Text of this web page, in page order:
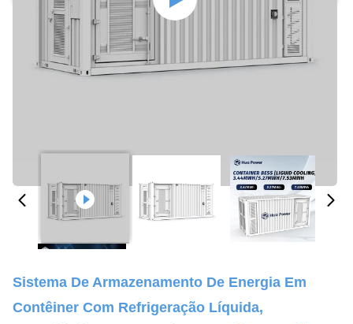
Sistema De Armazenamento De Energia Em
Contêiner Com Refrigeração Líquida,